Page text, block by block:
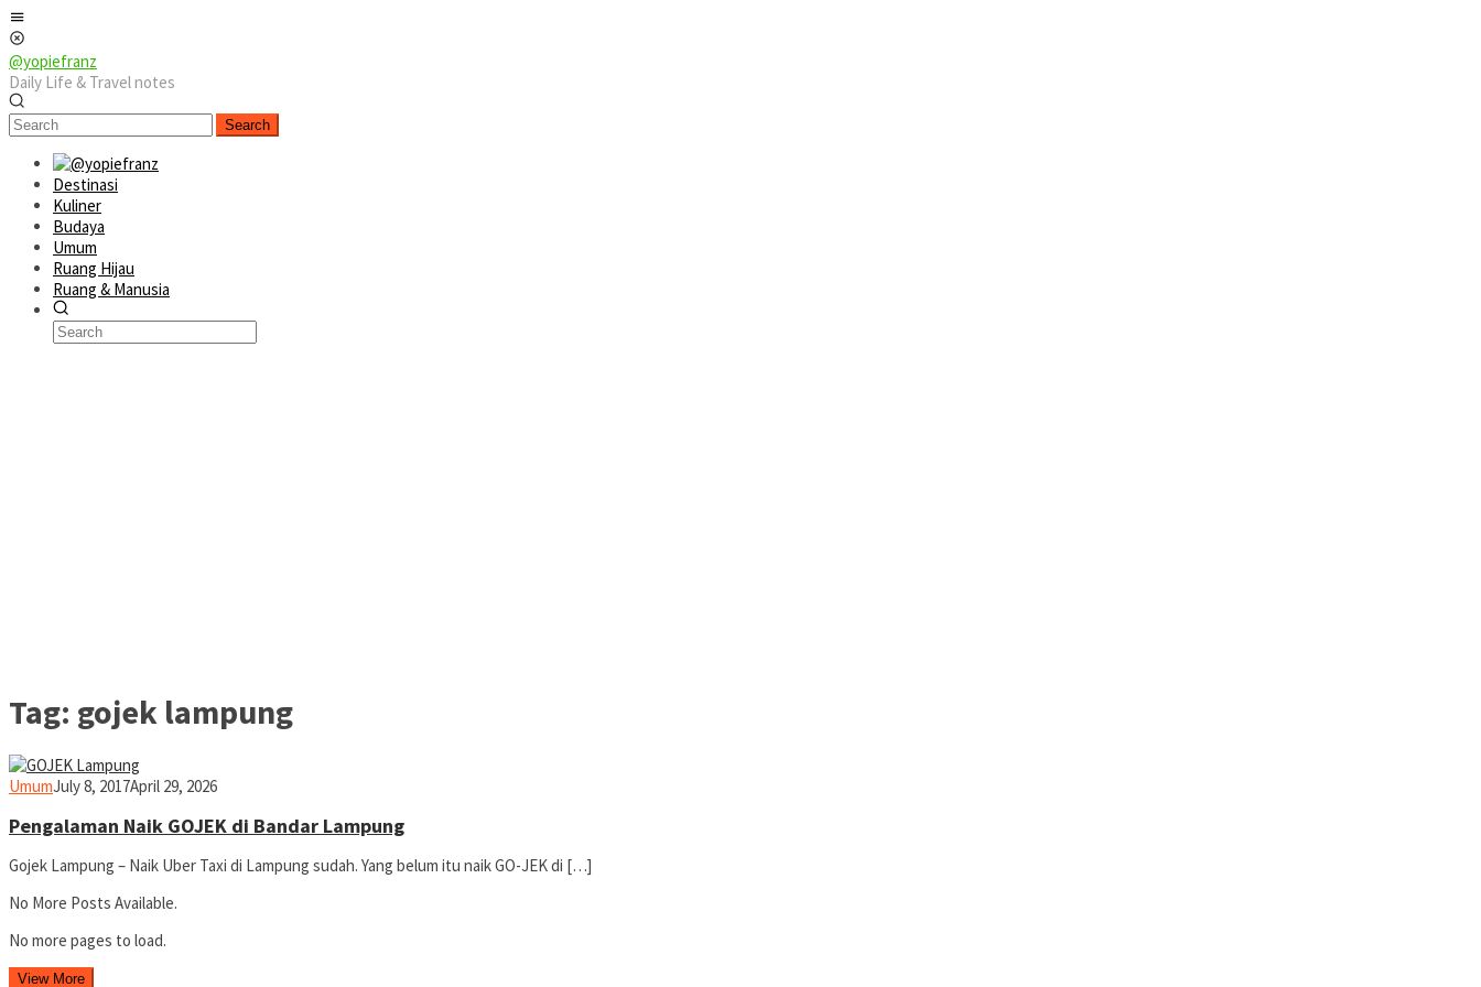
Skip
to
content
@yopiefranz
Daily Life & Travel notes
Search
Destinasi
Kuliner
Budaya
Umum
Ruang Hijau
Ruang & Manusia
Tag: gojek lampung
Umumyopiefranz
July 8, 2017April 29, 2026
Pengalaman Naik GOJEK di Bandar Lampung
Gojek Lampung – Naik Uber Taxi di Lampung sudah. Yang belum itu naik GO-JEK di […]
No More Posts Available.
No more pages to load.
View More